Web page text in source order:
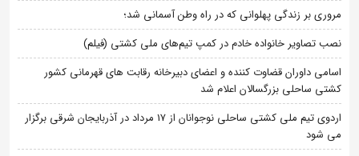
مروری بر زندگی پهلوانی که در راه وطن آسمانی شد؛
نصب تصاویر خانواده خادم در کمپ تیم‌های ملی کشتی (فیلم)
اسامی داوران قضاوت کننده و اعضای دبیرخانه رقابت های قهرمانی کشور
کشتی ساحلی بزرگسالان اعلام شد
اردوی تیم ملی کشتی ساحلی نوجوانان از 17 مرداد در آذربایجان شرقی برگزار
می شود